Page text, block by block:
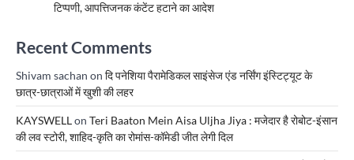
टिप्पणी, आपत्तिजनक कंटेंट हटाने का आदेश
Recent Comments
Shivam sachan on दि पनेशिया पैरामेडिकल साइंसेज एंड नर्सिंग इंस्टिट्यूट के
छात्र-छात्राओं में खुशी की लहर
KAYSWELLon Teri Baaton Mein Aisa Uljha Jiya : मजेदार है रोबोट-इंसान
की लव स्टोरी, शाहिद-कृति का रोमांस-कॉमेडी जीत लेगी दिल